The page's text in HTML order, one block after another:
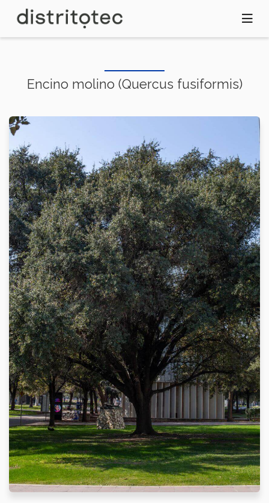
principal
Encino molino (Quercus fusiformis)